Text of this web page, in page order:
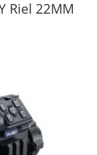
Riel 22MM